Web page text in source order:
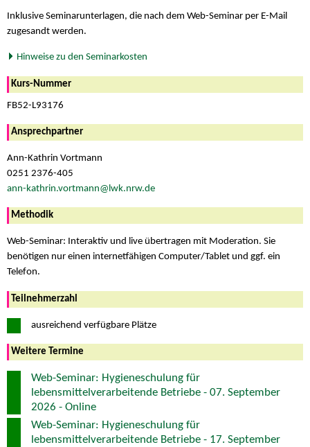
Inklusive Seminarunterlagen, die nach dem Web-Seminar per E-Mail
zugesandt werden.
Hinweise zu den Seminarkosten
Kurs-Nummer
FB52-L93176
Ansprechpartner
Ann-Kathrin Vortmann
0251 2376-405
ann-kathrin.vortmann@lwk.nrw.de
Methodik
Web-Seminar: Interaktiv und live übertragen mit Moderation. Sie
benötigen nur einen internetfähigen Computer/Tablet und ggf. ein
Telefon.
Teilnehmerzahl
ausreichend verfügbare Plätze
Weitere Termine
Web-Seminar: Hygieneschulung für
lebensmittelverarbeitende Betriebe - 07. September
2026 - Online
Web-Seminar: Hygieneschulung für
lebensmittelverarbeitende Betriebe - 17. September